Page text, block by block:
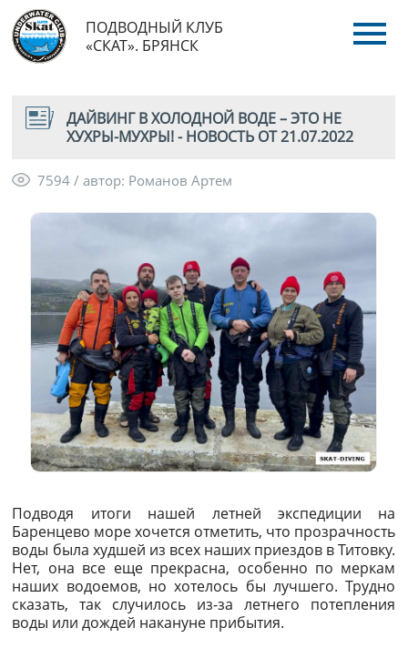
ПОДВОДНЫЙ КЛУБ
«СКАТ». БРЯНСК
ДАЙВИНГ В ХОЛОДНОЙ ВОДЕ – ЭТО НЕ
ХУХРЫ-МУХРЫ! - НОВОСТЬ ОТ 21.07.2022
7594 / автор: Романов Артем
Подводя итоги нашей летней экспедиции на
Баренцево море хочется отметить, что прозрачность
воды была худшей из всех наших приездов в Титовку.
Нет, она все еще прекрасна, особенно по меркам
наших водоемов, но хотелось бы лучшего. Трудно
сказать, так случилось из-за летнего потепления
воды или дождей накануне прибытия.